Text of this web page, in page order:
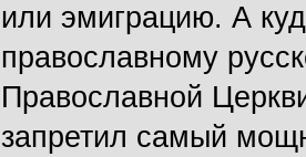
или эмиграцию. А
православному
Православной
запретил самый